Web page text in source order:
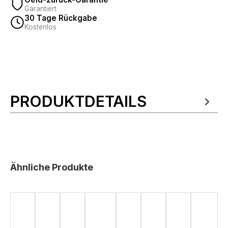
Garantiert
30 Tage Rückgabe
Kostenlos
Produktinformationen
PRODUKTDETAILS
Produktgalerie überspringen
Ähnliche Produkte